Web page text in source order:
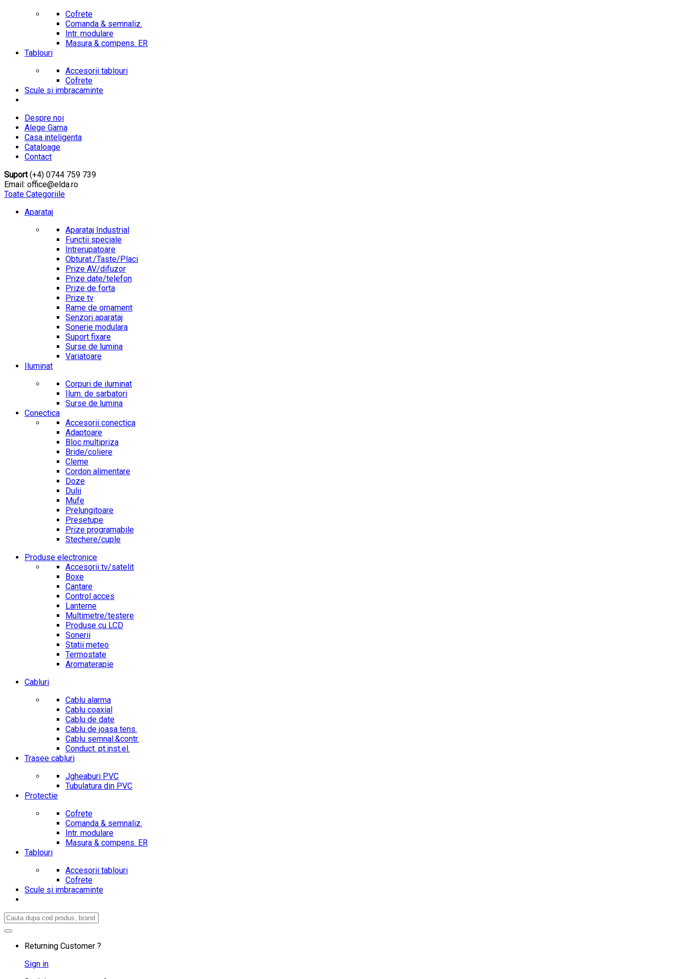
Cofrete
Comanda & semnaliz.
Intr. modulare
Masura & compens. ER
Tablouri
Accesorii tablouri
Cofrete
Scule si imbracaminte
Despre noi
Alege Gama
Casa inteligenta
Cataloage
Contact
Suport(+4) 0744 759 739
Email: office@elda.ro
Toate Categoriile
Aparataj
Aparataj Industrial
Functii speciale
Intrerupatoare
Obturat./Taste/Placi
Prize AV/difuzor
Prize date/telefon
Prize de forta
Prize tv
Rame de ornament
Senzori aparataj
Sonerie modulara
Suport fixare
Surse de lumina
Variatoare
Iluminat
Corpuri de iluminat
Ilum. de sarbatori
Surse de lumina
Conectica
Accesorii conectica
Adaptoare
Bloc multipriza
Bride/coliere
Cleme
Cordon alimentare
Doze
Dulii
Mufe
Prelungitoare
Presetupe
Prize programabile
Stechere/cuple
Produse electronice
Accesorii tv/satelit
Boxe
Cantare
Control acces
Lanterne
Multimetre/testere
Produse cu LCD
Sonerii
Statii meteo
Termostate
Aromaterapie
Cabluri
Cablu alarma
Cablu coaxial
Cablu de date
Cablu de joasa tens.
Cablu semnal.&contr.
Conduct. pt.inst.el.
Trasee cabluri
Jgheaburi PVC
Tubulatura din PVC
Protectie
Cofrete
Comanda & semnaliz.
Intr. modulare
Masura & compens. ER
Tablouri
Accesorii tablouri
Cofrete
Scule si imbracaminte
Search
for:
Returning Customer ?
Sign in